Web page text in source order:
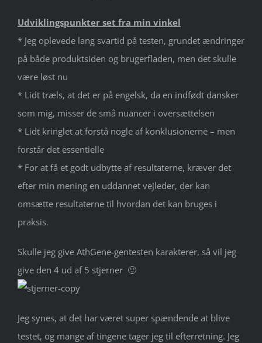
Udviklingspunkter set fra min vinkel
* Jeg oplevede lang svartid på testen, grundet ændringer
på både produktsiden og brugerfladen, men det skulle
være løst nu
* Lidt træls, at det er på engelsk, da en indfødt dansker
som mig, misser de små nuancer i oversættelsen
* Lidt kringlet at forstå nogle af konklusionerne – men
forstår det essentielle
* For at få et godt udbytte af resultaterne, kræver det
efter min mening en uddannet vejleder, der kan
omsætte resultaterne til hvordan det kan bruges i
praksis.
Skulle jeg give AthGene-gentesten karakterer, så vil jeg
give den 4 ud af 5 stjerner 🙂
Jeg synes, at det har været super spændende at blive
testet, og mange af tingene tager jeg til efterretning. Jeg